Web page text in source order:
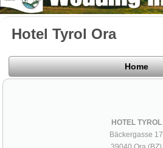
Hotel Tyrol Ora
Home
HOTEL TYROL
Bäckergasse 17